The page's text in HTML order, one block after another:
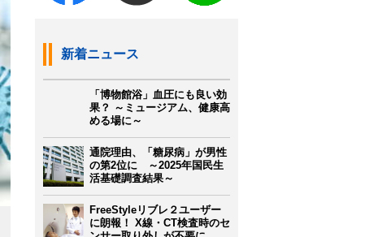
新着ニュース
「博物館浴」血圧にも良い効
果？ ～ミュージアム、健康高
める場に～
通院理由、「糖尿病」が男性
の第2位に ～2025年国民生
活基礎調査結果～
FreeStyleリブレ２ユーザー
に朗報！ X線・CT検査時のセ